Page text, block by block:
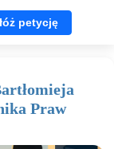
petycję
Praw